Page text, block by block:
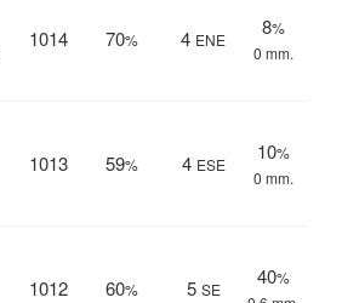
1014 70% 4 ENE
8%
0 mm.
1013 59% 4 ESE
10%
0 mm.
1012 60% 5 SE
40%